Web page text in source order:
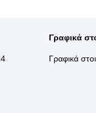
Γραφικά
Γραφικά